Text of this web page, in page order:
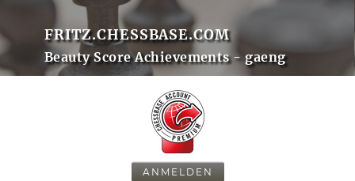
FRITZ.CHESSBASE.COM
Beauty Score Achievements - gaeng
ANMELDEN